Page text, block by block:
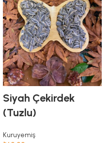
Siyah Çekirdek
(Tuzlu)
Kuruyemiş